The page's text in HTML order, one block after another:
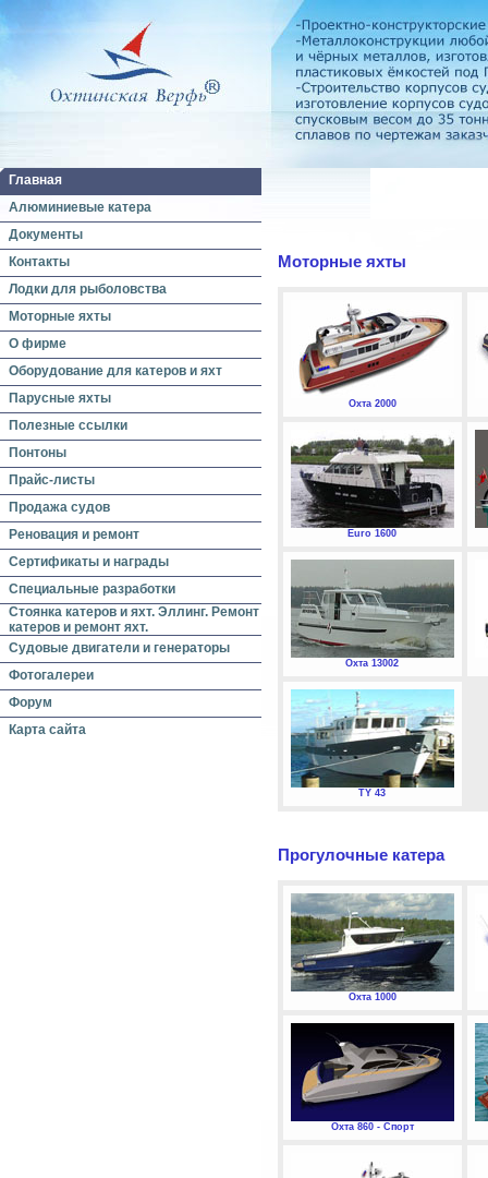
Главная
Алюминиевые катера
Документы
Контакты
Лодки для рыболовства
Моторные яхты
О фирме
Оборудование для катеров и яхт
Парусные яхты
Полезные ссылки
Понтоны
Прайс-листы
Продажа судов
Реновация и ремонт
Сертификаты и награды
Специальные разработки
Стоянка катеров и яхт. Эллинг. Ремонт
катеров и ремонт яхт.
Судовые двигатели и генераторы
Фотогалереи
Форум
Карта сайта
Моторные яхты
Охта 2000
Euro 1600
Охта 13002
TY 43
Прогулочные катера
Охта 1000
Охта 860 - Спорт